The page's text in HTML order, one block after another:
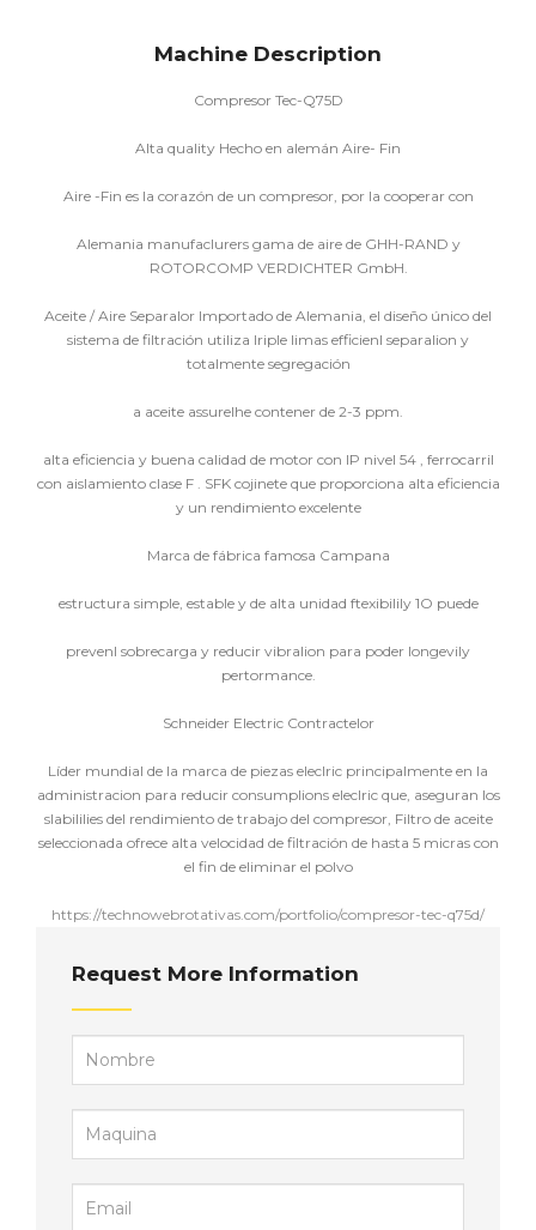
Machine Description
Compresor Tec-Q75D
Alta quality Hecho en alemán Aire- Fin
Aire -Fin es la corazón de un compresor, por la cooperar con
Alemania manufaclurers gama de aire de GHH-RAND y
ROTORCOMP VERDICHTER GmbH.
Aceite / Aire Separalor Importado de Alemania, el diseño único del
sistema de filtración utiliza lriple limas efficienl separalion y
totalmente segregación
a aceite assurelhe contener de 2-3 ppm.
alta eficiencia y buena calidad de motor con IP nivel 54 , ferrocarril
con aislamiento clase F . SFK cojinete que proporciona alta eficiencia
y un rendimiento excelente
Marca de fábrica famosa Campana
estructura simple, estable y de alta unidad ftexibilily 1O puede
prevenl sobrecarga y reducir vibralion para poder longevily
pertormance.
Schneider Electric Contractelor
Líder mundial de la marca de piezas eleclric principalmente en la
administracion para reducir consumplions eleclric que, aseguran los
slabililies del rendimiento de trabajo del compresor, Filtro de aceite
seleccionada ofrece alta velocidad de filtración de hasta 5 micras con
el fin de eliminar el polvo
https://technowebrotativas.com/portfolio/compresor-tec-q75d/
Request More Information